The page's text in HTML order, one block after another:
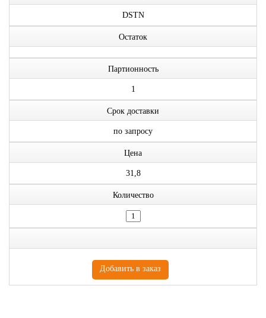
DSTN
Остаток
Партионность
1
Срок доставки
по запросу
Цена
31,8
Количество